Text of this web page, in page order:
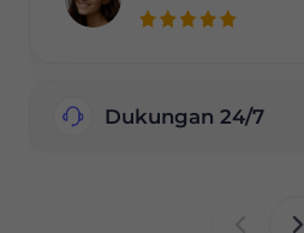
Dukungan 24/7